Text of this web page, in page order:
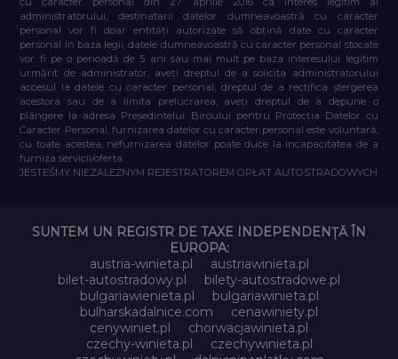
administratorului, destinatarii datelor dumneavoastră cu caracter
personal vor fi doar entități autorizate să obțină date cu caracter
personal în baza legii, datele dumneavoastră cu caracter personal stocate
vor fi pe o perioadă de 5 ani sau mai mult pe baza interesului legitim
urmărit de administrator, aveți dreptul de a solicita administratorului
accesul la datele cu caracter personal, dreptul de a rectifica ștergerea
acestora sau de a limita prelucrarea, aveți dreptul de a depune o
plângere la adresa Președintelui Biroului pentru Protecția Datelor cu
Caracter Personal, furnizarea datelor cu caracter personal este voluntară,
cu toate acestea, nefurnizarea datelor poate duce la incapacitatea de a
furniza servicii/oferta.
JESTEŚMY NIEZALEŻNYM REJESTRATOREM OPŁAT AUTOSTRADOWYCH
SUNTEM UN REGISTR DE TAXE INDEPENDENȚĂ ÎN
EUROPA:
austria-winieta.pl
austriawinieta.pl
bilet-autostradowy.pl
bilety-autostradowe.pl
bulgariawienieta.pl
bulgariawinieta.pl
bulharskadalnice.com
cenawiniety.pl
cenywiniet.pl
chorwacjawinieta.pl
czechy-winieta.pl
czechywinieta.pl